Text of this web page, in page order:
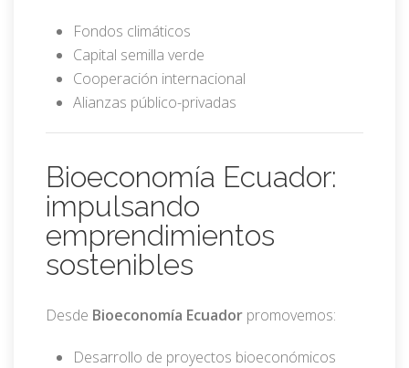
Fondos climáticos
Capital semilla verde
Cooperación internacional
Alianzas público-privadas
Bioeconomía Ecuador:
impulsando
emprendimientos
sostenibles
Desde Bioeconomía Ecuador promovemos:
Desarrollo de proyectos bioeconómicos